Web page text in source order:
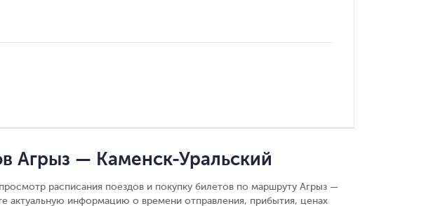
Агрыз — Каменск-Уральский
расписания поездов и покупку билетов по маршруту Агрыз —
актуальную информацию о времени отправления, прибытия, ценах